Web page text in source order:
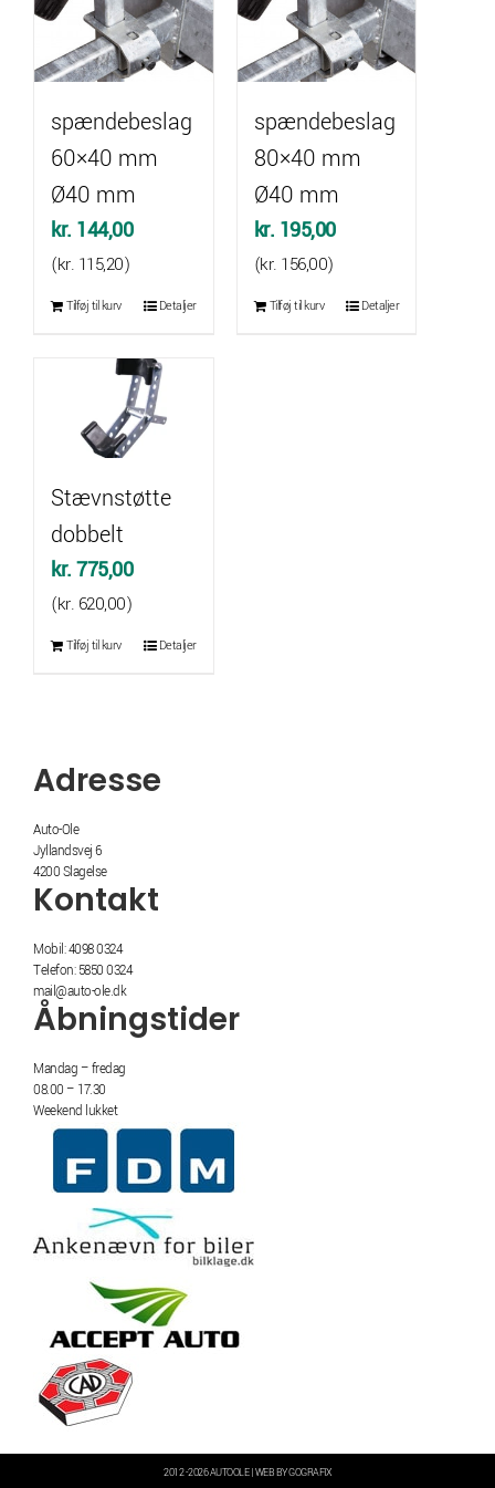
spændebeslag
60×40 mm
Ø40 mm
kr. 144,00
(kr. 115,20)
Tilføj til kurv Detaljer
spændebeslag
80×40 mm
Ø40 mm
kr. 195,00
(kr. 156,00)
Tilføj til kurv Detaljer
Stævnstøtte
dobbelt
kr.775,00
(kr. 620,00)
Tilføj til kurv Detaljer
Adresse
Auto-Ole
Jyllandsvej 6
4200 Slagelse
Kontakt
Mobil: 4098 0324
Telefon: 5850 0324
mail@auto-ole.dk
Åbningstider
Mandag – fredag
08.00 – 17.30
Weekend lukket
2012 -2026 AUTOOLE | WEB BY GOGRAFIX